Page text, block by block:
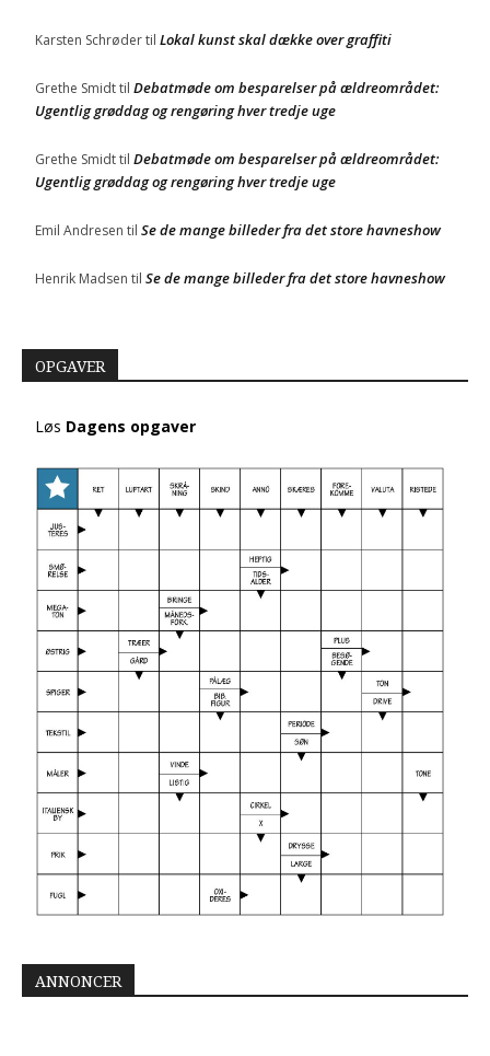
Karsten Schrødertil Lokal kunst skal dække over graffiti
Grethe Smidttil Debatmøde om besparelser på ældreområdet:
Ugentlig grøddag og rengøring hver tredje uge
Grethe Smidttil Debatmøde om besparelser på ældreområdet:
Ugentlig grøddag og rengøring hver tredje uge
Emil Andresen til Se de mange billeder fra det store havneshow
Henrik Madsen til Se de mange billeder fra det store havneshow
OPGAVER
Løs Dagens opgaver
ANNONCER